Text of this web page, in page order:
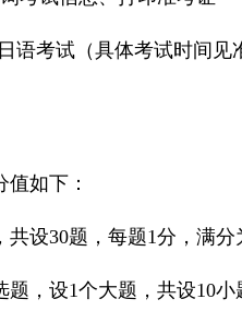
语考试（具体考试时间见
如下：
设30题，每题1分，满分
题，设1个大题，共设10小